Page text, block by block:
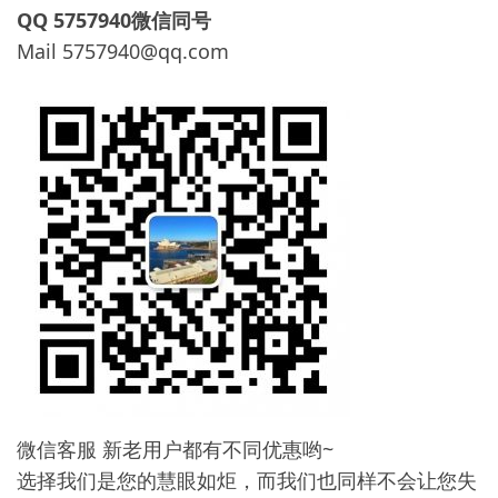
QQ 5757940微信同号
Mail 5757940@qq.com
微信客服 新老用户都有不同优惠哟~
选择我们是您的慧眼如炬，而我们也同样不会让您失